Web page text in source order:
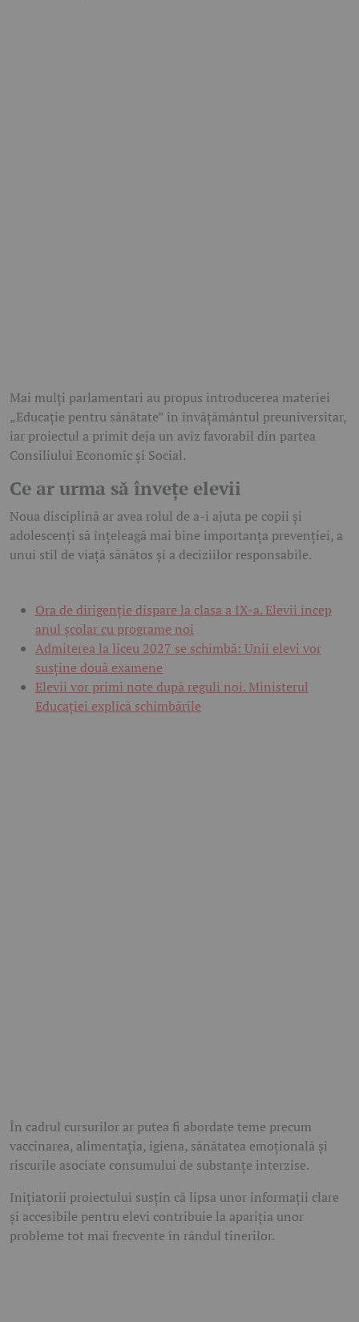
Mai mulți parlamentari au propus introducerea materiei
„Educație pentru sănătate” în învățământul preuniversitar,
iar proiectul a primit deja un aviz favorabil din partea
Consiliului Economic și Social.
Ce ar urma să învețe elevii
Noua disciplină ar avea rolul de a-i ajuta pe copii și
adolescenți să înțeleagă mai bine importanța prevenției, a
unui stil de viață sănătos și a deciziilor responsabile.
Ora de dirigenție dispare la clasa a IX-a. Elevii încep
anul școlar cu programe noi
Admiterea la liceu 2027 se schimbă: Unii elevi vor
susține două examene
Elevii vor primi note după reguli noi. Ministerul
Educației explică schimbările
În cadrul cursurilor ar putea fi abordate teme precum
vaccinarea, alimentația, igiena, sănătatea emoțională și
riscurile asociate consumului de substanțe interzise.
Inițiatorii proiectului susțin că lipsa unor informații clare
și accesibile pentru elevi contribuie la apariția unor
probleme tot mai frecvente în rândul tinerilor.